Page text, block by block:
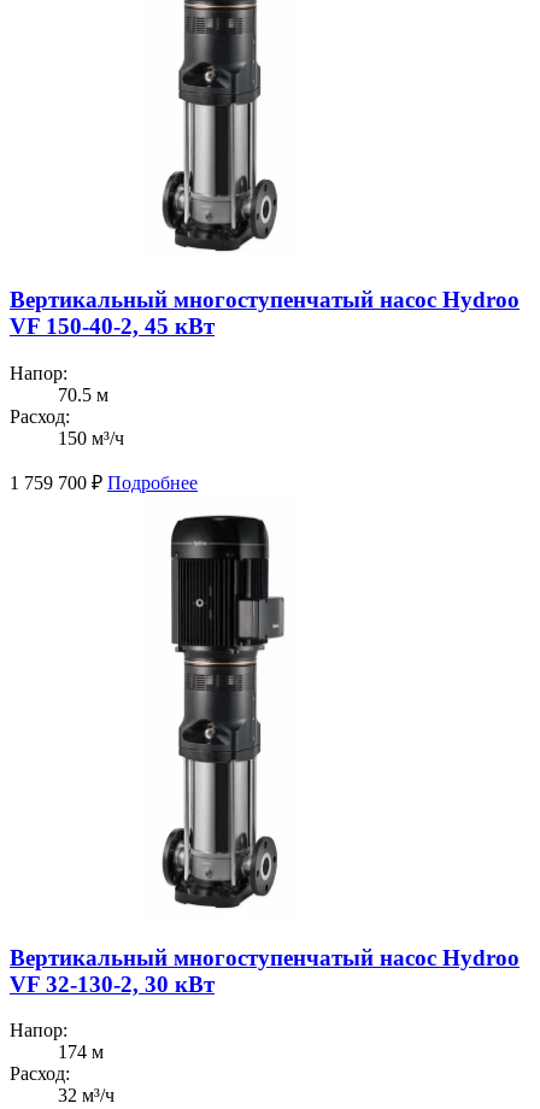
Вертикальный многоступенчатый насос Hydroo
VF 150-40-2, 45 кВт
Напор:
70.5 м
Расход:
150 м³/ч
1 759 700 ₽ Подробнее
Вертикальный многоступенчатый насос Hydroo
VF 32-130-2, 30 кВт
Напор:
174 м
Расход:
32 м³/ч